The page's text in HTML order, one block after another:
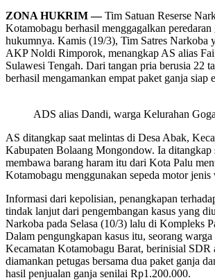
ZONA HUKRIM —Tim Satuan Reserse
Kotamobagu berhasil menggagalkan
hukumnya. Kamis (19/3), Tim Satres Narkoba
AKP Noldi Rimporok, menangkap AS alias
Sulawesi Tengah. Dari tangan pria berusia 22
berhasil mengamankan empat paket ganja siap
ADS alias Dandi, warga Kelurahan
AS ditangkap saat melintas di Desa Abak,
Kabupaten Bolaang Mongondow. Ia ditangkap
membawa barang haram itu dari Kota Palu
Kotamobagu menggunakan sepeda motor jenis
Informasi dari kepolisian, penangkapan
tindak lanjut dari pengembangan kasus yang
Narkoba pada Selasa (10/3) lalu di Kompleks
Dalam pengungkapan kasus itu, seorang
Kecamatan Kotamobagu Barat, berinisial SDR
diamankan petugas bersama dua paket ganja
hasil penjualan ganja senilai Rp1.200.000.